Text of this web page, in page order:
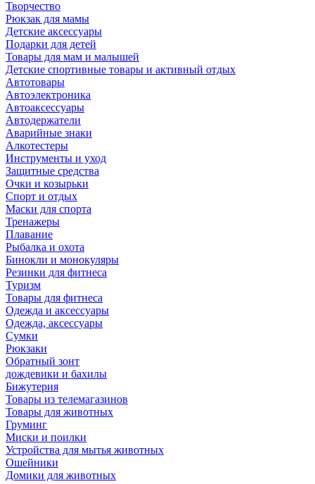
Творчество
Рюкзак для мамы
Детские аксессуары
Подарки для детей
Товары для мам и малышей
Детские спортивные товары и активный отдых
Автотовары
Автоэлектроника
Автоаксессуары
Автодержатели
Аварийные знаки
Алкотестеры
Инструменты и уход
Защитные средства
Очки и козырьки
Спорт и отдых
Маски для спорта
Тренажеры
Плавание
Рыбалка и охота
Бинокли и монокуляры
Резинки для фитнеса
Туризм
Товары для фитнеса
Одежда и аксессуары
Одежда, аксессуары
Сумки
Рюкзаки
Обратный зонт
дождевики и бахилы
Бижутерия
Товары из телемагазинов
Товары для животных
Груминг
Миски и поилки
Устройства для мытья животных
Ошейники
Домики для животных